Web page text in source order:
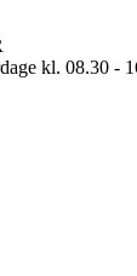
kl. 08.30 -